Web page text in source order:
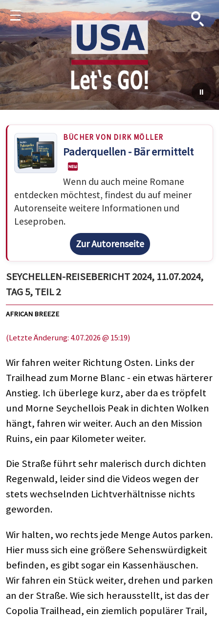
Menu Suche
BÜCHER VON DIRK MÖLLER
Paderquellen - Bär ermittelt
Wenn du auch meine Romane
entdecken möchtest, findest du auf meiner
Autorenseite weitere Informationen und
Leseproben.
Zur Autorenseite
SEYCHELLEN-REISEBERICHT 2024, 11.07.2024,
TAG 5, TEIL 2
AFRICAN BREEZE
(Letzte Änderung: 4.07.2026 @ 15:19)
Wir fahren weiter Richtung Osten. Links der
Trailhead zum Morne Blanc - ein etwas härterer
Anstieg. Ich überlege kurz, aber da es tröpfelt
und Morne Seychellois Peak in dichten Wolken
hängt, fahren wir weiter. Auch an den Mission
Ruins, ein paar Kilometer weiter.
Die Straße führt sehr malerisch durch dichten
Regenwald, leider sind die Videos wegen der
stets wechselnden Lichtverhältnisse nichts
geworden.
Wir halten, wo rechts jede Menge Autos parken.
Hier muss sich eine größere Sehenswürdigkeit
befinden, es gibt sogar ein Kassenhäuschen.
Wir fahren ein Stück weiter, drehen und parken
an der Straße. Wie sich herausstellt, ist das der
Copolia Trailhead, ein ziemlich populärer Trail,